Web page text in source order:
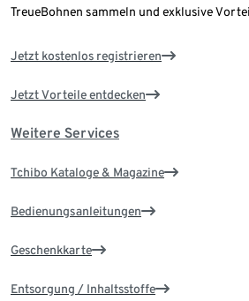
TreueBohnen sammeln und exklusive
Jetzt kostenlos registrieren
Jetzt Vorteile entdecken
Weitere Services
Tchibo Kataloge & Magazine
Bedienungsanleitungen
Geschenkkarte
Entsorgung / Inhaltsstoffe